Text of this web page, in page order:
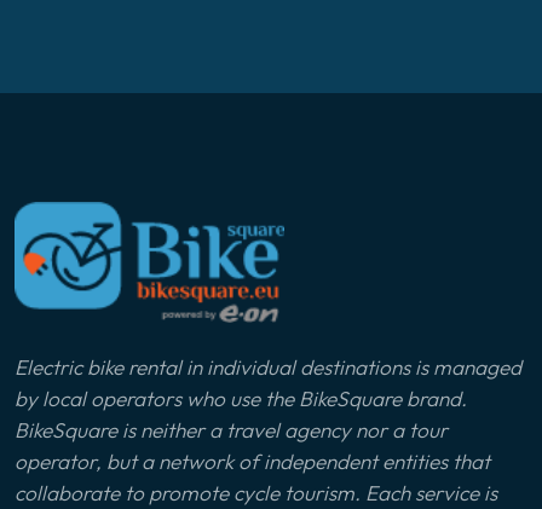
Electric bike rental in individual destinations is managed
by local operators who use the BikeSquare brand.
BikeSquare is neither a travel agency nor a tour
operator, but a network of independent entities that
collaborate to promote cycle tourism. Each service is